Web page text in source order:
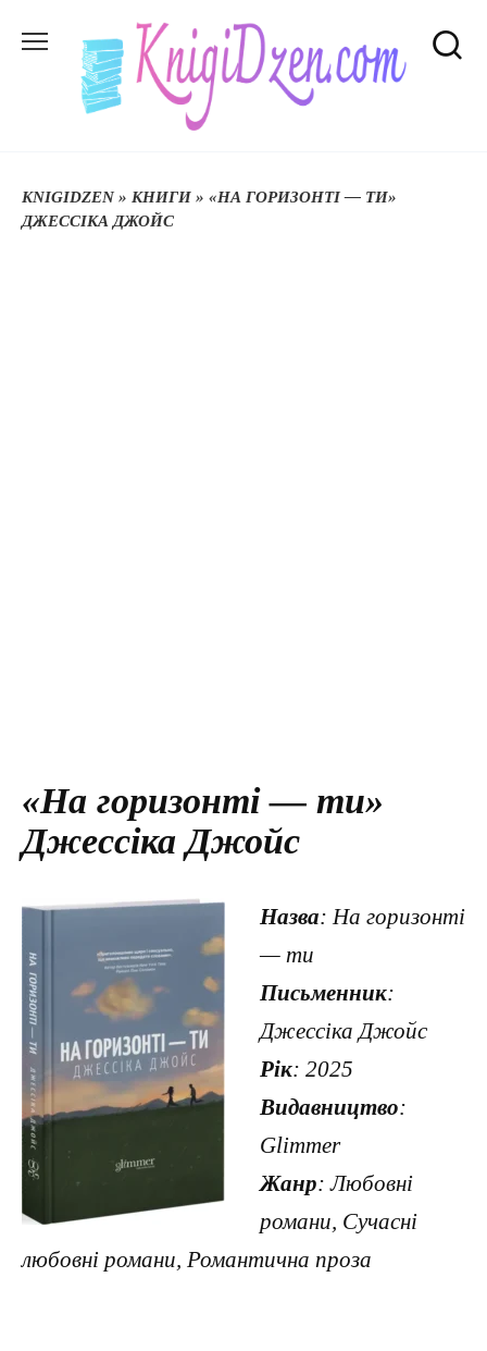
до
KNIGIDZEN» КНИГИ » «НА ГОРИЗОНТІ — ТИ»
ДЖЕССІКА ДЖОЙС
«На горизонті — ти»
Джессіка Джойс
Назва: На горизонті
— ти
Письменник:
Джессіка Джойс
Рік: 2025
Видавництво:
Glimmer
Жанр: Любовні
романи, Сучасні
любовні романи, Романтична проза